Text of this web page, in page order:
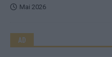
Mai 2026
AD